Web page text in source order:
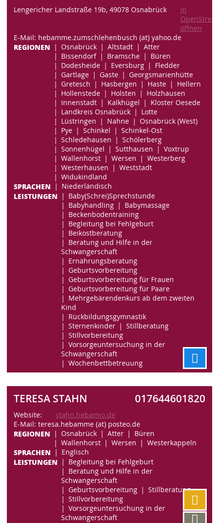
Lengericher Landstraße 19b, 49078 Osnabrück
In
öffnen
E-Mail: hebamme.zumschlehenbusch (at) yahoo.de
REGIONEN Osnabrück Altstadt
Atter
Bissendorf
Bramsche
Büren
Dodesheide
Eversburg
Fledder
Gartlage
Gaste
Georgsmarienhütte
Gretesch
Hasbergen Haste
Hellern
Hollenstede
Holsten
Holzhausen
Innenstadt
Kalkhügel
Kloster Oesede
Landkreis Osnabrück
Lotte
Lüstringen
Nahne
Osnabrück (West)
Pye
Schinkel
Schinkel-Ost
Schledehausen
Schölerberg
Sonnenhügel
Sutthausen
Voxtrup
Wallenhorst
Wersen
Westerberg
Westerhausen
Weststadt
Widukindland
SPRACHEN Niederländisch
LEISTUNGEN
Baby(Schrei)Sprechstunde
Babyhandling
Babymassage
Beckenbodentraining
Begleitung bei Fehlgeburt
Beikostberatung
Beratung und Hilfe in der
Schwangerschaft
Ernährungsberatung
Geburtsvorbereitung
Geburtsvorbereitung für Frauen
Geburtsvorbereitung für Paare
Mehrgebärendenkurs ab dem zweiten
Kind
Rückbildungsgymnastik
Sternenkinder
Stillberatung
Stillvorbereitung
Vorsorgeuntersuchung in der
Schwangerschaft
Wochenbettbetreuung
TERESA STAHN 017644601820
Website:
stahn.hebamio.de
E-Mail: teresa.hebamme (at) posteo.de
REGIONEN Osnabrück Atter
Büren
Wallenhorst
Wersen Westerkappeln
SPRACHEN Englisch
LEISTUNGEN
Begleitung bei Fehlgeburt
Beratung und Hilfe in der
Schwangerschaft
Geburtsvorbereitung
Stillberatung
Stillvorbereitung
Vorsorgeuntersuchung in der
Schwangerschaft